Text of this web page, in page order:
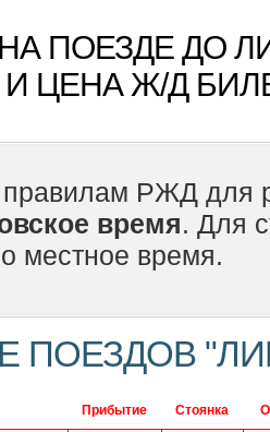
ПОЕЗДЕ ДО
ЦЕНА Ж/Д
РЖД для
время. Для
местное время.
ПОЕЗДОВ
Прибытие Стоянка